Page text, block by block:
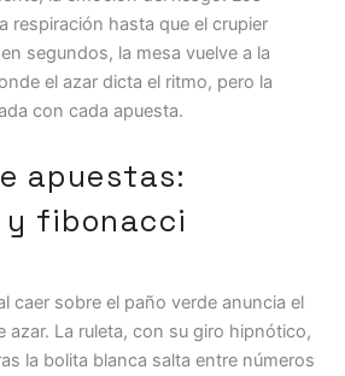
respiración hasta que el crupier
segundos, la mesa vuelve a la
el azar dicta el ritmo, pero la
con cada apuesta.
apuestas:
fibonacci
caer sobre el paño verde anuncia el
azar. La ruleta, con su giro hipnótico,
la bolita blanca salta entre números